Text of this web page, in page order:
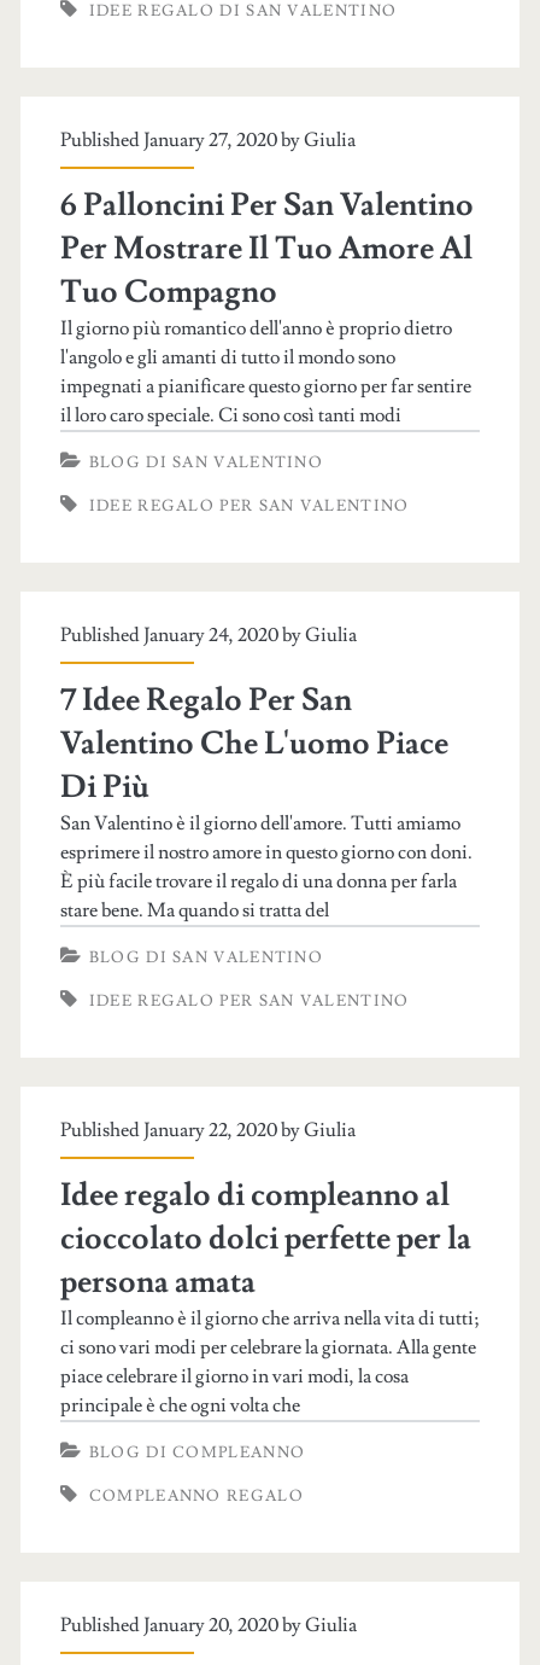
IDEE REGALO DI SAN VALENTINO
Published January 27, 2020 byGiulia
6 Palloncini Per San Valentino
Per Mostrare Il Tuo Amore Al
Tuo Compagno
Il giorno più romantico dell'anno è proprio dietro
l'angolo e gli amanti di tutto il mondo sono
impegnati a pianificare questo giorno per far sentire
il loro caro speciale. Ci sono così tanti modi
BLOG DI SAN VALENTINO
IDEE REGALO PER SAN VALENTINO
Published January 24, 2020 byGiulia
7 Idee Regalo Per San
Valentino Che L'uomo Piace
Di Più
San Valentino è il giorno dell'amore. Tutti amiamo
esprimere il nostro amore in questo giorno con doni.
È più facile trovare il regalo di una donna per farla
stare bene. Ma quando si tratta del
BLOG DI SAN VALENTINO
IDEE REGALO PER SAN VALENTINO
Published January 22, 2020 byGiulia
Idee regalo di compleanno al
cioccolato dolci perfette per la
persona amata
Il compleanno è il giorno che arriva nella vita di tutti;
ci sono vari modi per celebrare la giornata. Alla gente
piace celebrare il giorno in vari modi, la cosa
principale è che ogni volta che
BLOG DI COMPLEANNO
COMPLEANNO REGALO
Published January 20, 2020 byGiulia